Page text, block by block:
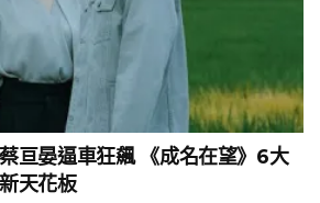
亘晏逼車狂飆 《成名在望》6大
天花板